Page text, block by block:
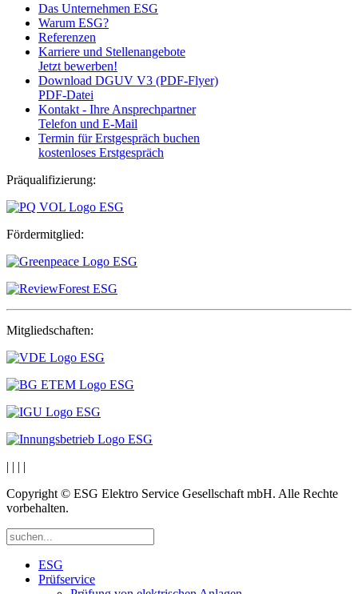
Das Unternehmen ESG
Warum ESG?
Referenzen
Karriere und Stellenangebote
Jetzt bewerben!
Download DGUV V3 (PDF-Flyer)
PDF-Datei
Kontakt - Ihre Ansprechpartner
Telefon und E-Mail
Termin für Erstgespräch buchen
kostenloses Erstgespräch
Präqualifizierung:
Fördermitglied:
Mitgliedschaften:
| | | |
Copyright © ESG Elektro Service Gesellschaft mbH. Alle Rechte
vorbehalten.
ESG
Prüfservice